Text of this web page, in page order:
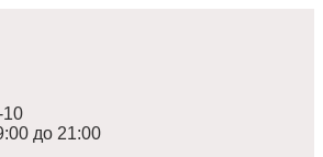
10
до 21:00